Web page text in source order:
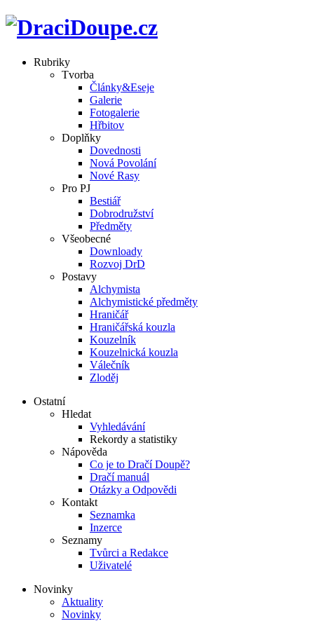
Rubriky
Tvorba
Články&Eseje
Galerie
Fotogalerie
Hřbitov
Doplňky
Dovednosti
Nová Povolání
Nové Rasy
Pro PJ
Bestiář
Dobrodružství
Předměty
Všeobecné
Downloady
Rozvoj DrD
Postavy
Alchymista
Alchymistické předměty
Hraničář
Hraničářská kouzla
Kouzelník
Kouzelnická kouzla
Válečník
Zloděj
Ostatní
Hledat
Vyhledávání
Rekordy a statistiky
Nápověda
Co je to Dračí Doupě?
Dračí manuál
Otázky a Odpovědi
Kontakt
Seznamka
Inzerce
Seznamy
Tvůrci a Redakce
Uživatelé
Novinky
Aktuality
Novinky